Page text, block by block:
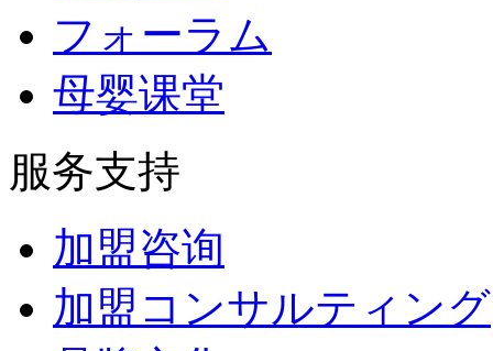
フォーラム
母婴课堂
服务支持
加盟咨询
加盟コンサルティング